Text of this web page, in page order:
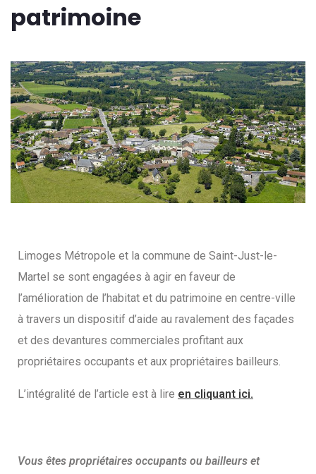
patrimoine
Limoges Métropole et la commune de Saint-Just-le-
Martel se sont engagées à agir en faveur de
l’amélioration de l’habitat et du patrimoine en centre-ville
à travers un dispositif d’aide au ravalement des façades
et des devantures commerciales profitant aux
propriétaires occupants et aux propriétaires bailleurs.
L’intégralité de l’article est à lire en cliquant ici.
Vous êtes propriétaires occupants ou bailleurs et